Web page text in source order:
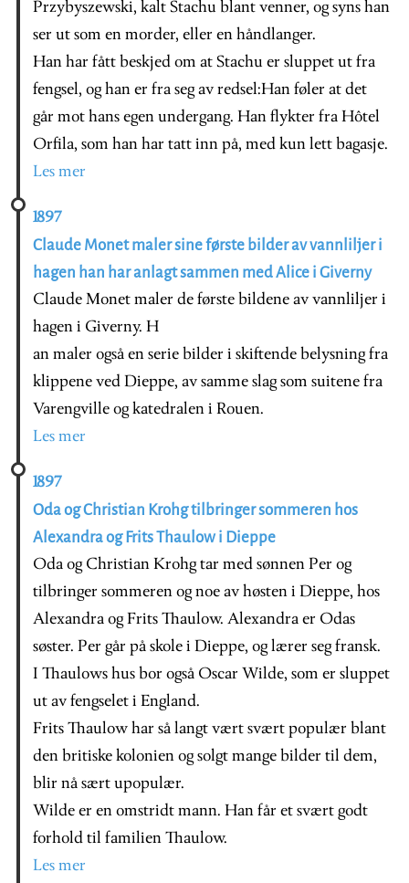
Przybyszewski, kalt Stachu blant venner, og syns han
ser ut som en morder, eller en håndlanger.
Han har fått beskjed om at Stachu er sluppet ut fra
fengsel, og han er fra seg av redsel:Han føler at det
går mot hans egen undergang. Han flykter fra Hôtel
Orfila, som han har tatt inn på, med kun lett bagasje.
Les mer
1897
Claude Monet maler sine første bilder av vannliljer i
hagen han har anlagt sammen med Alice i Giverny
Claude Monet maler de første bildene av vannliljer i
hagen i Giverny. H
an maler også en serie bilder i skiftende belysning fra
klippene ved Dieppe, av samme slag som suitene fra
Varengville og katedralen i Rouen.
Les mer
1897
Oda og Christian Krohg tilbringer sommeren hos
Alexandra og Frits Thaulow i Dieppe
Oda og Christian Krohg tar med sønnen Per og
tilbringer sommeren og noe av høsten i Dieppe, hos
Alexandra og Frits Thaulow. Alexandra er Odas
søster. Per går på skole i Dieppe, og lærer seg fransk.
I Thaulows hus bor også Oscar Wilde, som er sluppet
ut av fengselet i England.
Frits Thaulow har så langt vært svært populær blant
den britiske kolonien og solgt mange bilder til dem,
blir nå sært upopulær.
Wilde er en omstridt mann. Han får et svært godt
forhold til familien Thaulow.
Les mer